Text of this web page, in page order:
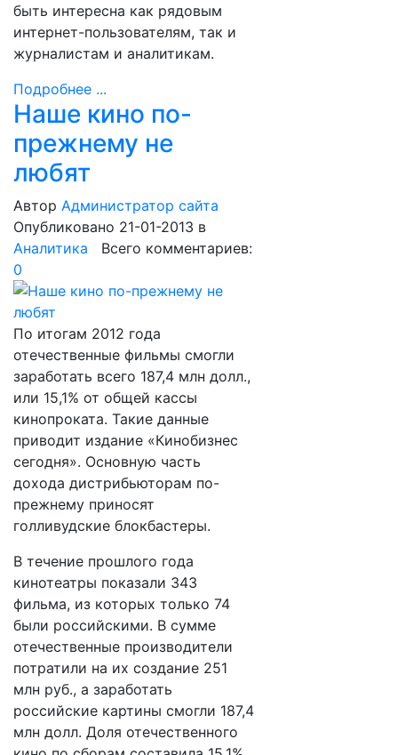
быть интересна как рядовым
интернет-пользователям, так и
журналистам и аналитикам.
Подробнее ...
Наше кино по-
прежнему не
любят
Автор Администратор сайта
Опубликовано 21-01-2013 в
Аналитика Всего комментариев:
0
По итогам 2012 года
отечественные фильмы смогли
заработать всего 187,4 млн долл.,
или 15,1% от общей кассы
кинопроката. Такие данные
приводит издание «Кинобизнес
сегодня». Основную часть
дохода дистрибьюторам по-
прежнему приносят
голливудские блокбастеры.
В течение прошлого года
кинотеатры показали 343
фильма, из которых только 74
были российскими. В сумме
отечественные производители
потратили на их создание 251
млн руб., а заработать
российские картины смогли 187,4
млн долл. Доля отечественного